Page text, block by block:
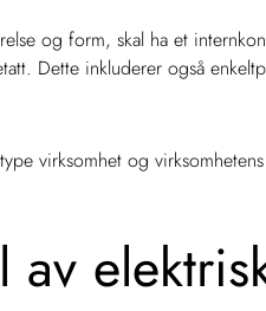
og form, skal ha et
Dette inkluderer også
virksomhet og
av